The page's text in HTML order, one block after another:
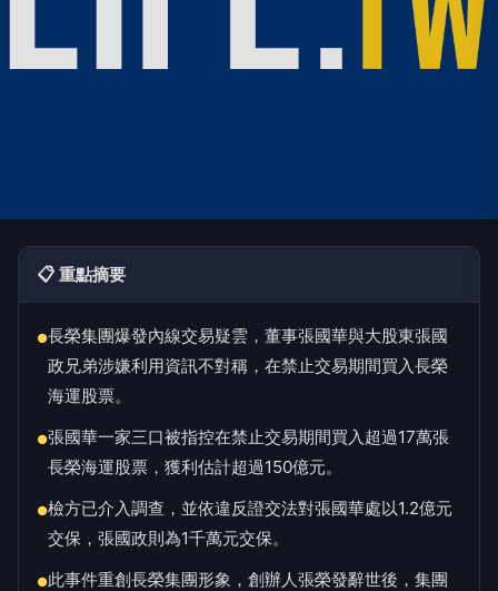
📋 重點摘要
●長榮集團爆發內線交易疑雲，董事張國華與大股東張國
政兄弟涉嫌利用資訊不對稱，在禁止交易期間買入長榮
海運股票。
●張國華一家三口被指控在禁止交易期間買入超過17萬張
長榮海運股票，獲利估計超過150億元。
●檢方已介入調查，並依違反證交法對張國華處以1.2億元
交保，張國政則為1千萬元交保。
●此事件重創長榮集團形象，創辦人張榮發辭世後，集團